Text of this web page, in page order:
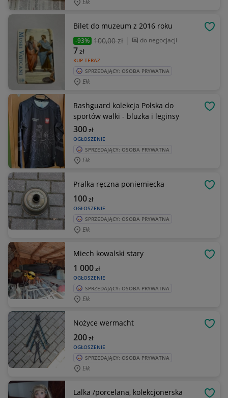
Ełk
Bilet do muzeum z 2016 roku
-93% 100,00 zł do negocjacji
KUP TERAZ
7zł
SPRZEDAJĄCY: OSOBA PRYWATNA
Ełk
Rashguard kolekcja Polska do
sportów walki - bluzka i leginsy
OGŁOSZENIE
300zł
SPRZEDAJĄCY: OSOBA PRYWATNA
Ełk
Pralka ręczna poniemiecka
OGŁOSZENIE
100zł
SPRZEDAJĄCY: OSOBA PRYWATNA
Ełk
Miech kowalski stary
OGŁOSZENIE
1 000zł
SPRZEDAJĄCY: OSOBA PRYWATNA
Ełk
Nożyce wermacht
OGŁOSZENIE
200zł
SPRZEDAJĄCY: OSOBA PRYWATNA
Ełk
Lalka /porcelana, kolekcjonerska